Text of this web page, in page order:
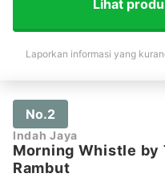
Lihat
Laporkan informasi yang
No.2
Indah Jaya
Morning Whistle by
Rambut